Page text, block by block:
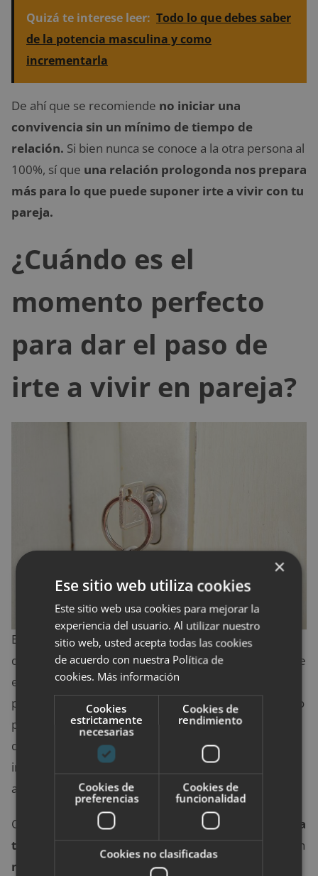
Quizá te interese leer: Todo lo que debes saber
de la potencia masculina y como
incrementarla
De ahí que se recomiende no iniciar una
convivencia sin un mínimo de tiempo de
relación. Si bien nunca se conoce a la otra persona al
100%, sí que una relación prologonda nos prepara
más para lo que puede suponer irte a vivir con tu
pareja.
¿Cuándo es el
momento perfecto
para dar el paso de
irte a vivir en pareja?
El momento de plantear el tema de vivir juntos
de llegar connaturalidad, aunque, si encuentras que
estáis ambos en ese punto de la relación, siempre se
puede
dar un empujón en forma de detalle
. Como
por ejemplo unosllaveros para parejas grabados
dobles, en los que incluyas las llaves de tu piso o una
invitación para mirar vuestra primera vivienda de
alquiler.
Con este
sencillo (y económico) gesto de regalar a
tu pareja el llavero a juego
le estarás mandando un
mensaje claro
de “quiero avanzar en la relación”.
×
Ese sitio web utiliza cookies
Este sitio web usa cookies para mejorar la
experiencia del usuario. Al utilizar nuestro
sitio web, usted acepta todas las cookies
de acuerdo con nuestra Política de
cookies. Más información
Cookies
estrictamente
necesarias
Cookies de
rendimiento
Cookies de
preferencias
Cookies de
funcionalidad
Cookies no clasificadas